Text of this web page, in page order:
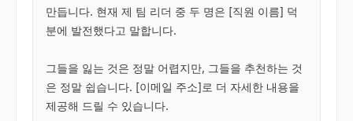
만듭니다. 현재 제 팀 리더 중 두 명은 [직원 이름] 덕
분에 발전했다고 말합니다.
그들을 잃는 것은 정말 어렵지만, 그들을 추천하는 것
은 정말 쉽습니다. [이메일 주소]로 더 자세한 내용을
제공해 드릴 수 있습니다.